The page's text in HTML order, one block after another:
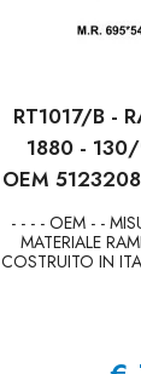
RT1017/B -
1880 -
OEM
- - - - OEM - -
MATERIALE
COSTRUITO IN